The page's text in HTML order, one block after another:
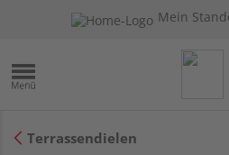
Mein
Terrassendielen